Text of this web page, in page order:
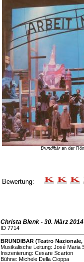
Brundibáran der
Bewertung:
Christa Blenk - 30. März 2014
ID 7714
BRUNDIBAR (Teatro Nazionale,
Musikalische Leitung: José Maria
Inszenierung: Cesare Scarton
Bühne: Michele Della Cioppa